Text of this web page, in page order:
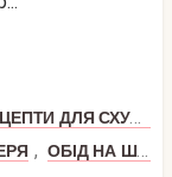
ДЛЯ СХУДНЕННЯ
, ОБІД НА ШВИДКУ РУКУ